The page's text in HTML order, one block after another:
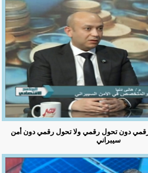
رقمي دون تحول رقمي ولا تحول رقمي دون أمن
سيبراني